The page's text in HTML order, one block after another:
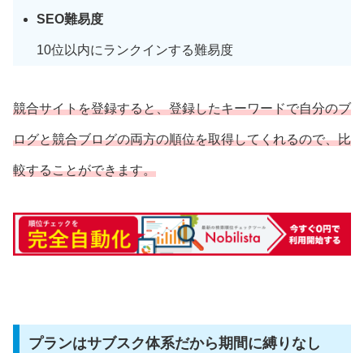
SEO難易度
10位以内にランクインする難易度
競合サイトを登録すると、登録したキーワードで自分のブ
ログと競合ブログの両方の順位を取得してくれるので、比
較することができます。
プランはサブスク体系だから期間に縛りなし